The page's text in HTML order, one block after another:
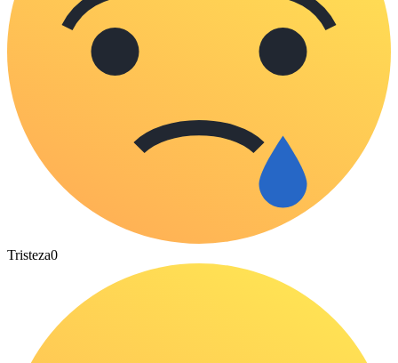
Tristeza0